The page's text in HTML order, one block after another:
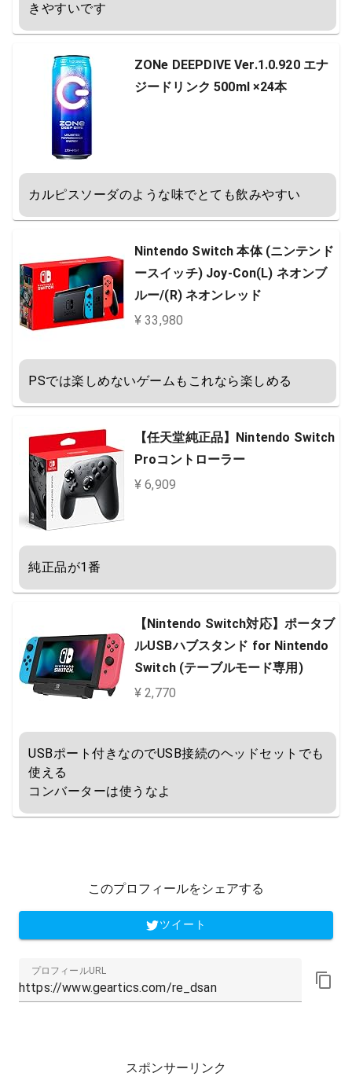
きやすいです
ZONe DEEPDIVE Ver.1.0.920 エナ
ジードリンク 500ml ×24本
カルピスソーダのような味でとても飲みやすい
Nintendo Switch 本体 (ニンテンド
ースイッチ) Joy-Con(L) ネオンブ
ルー/(R) ネオンレッド
¥ 33,980
PSでは楽しめないゲームもこれなら楽しめる
【任天堂純正品】Nintendo Switch
Proコントローラー
¥ 6,909
純正品が1番
【Nintendo Switch対応】ポータブ
ルUSBハブスタンド for Nintendo
Switch (テーブルモード専用)
¥ 2,770
USBポート付きなのでUSB接続のヘッドセットでも
使える
コンバーターは使うなよ
このプロフィールをシェアする
ツイート
プロフィールURL
スポンサーリンク